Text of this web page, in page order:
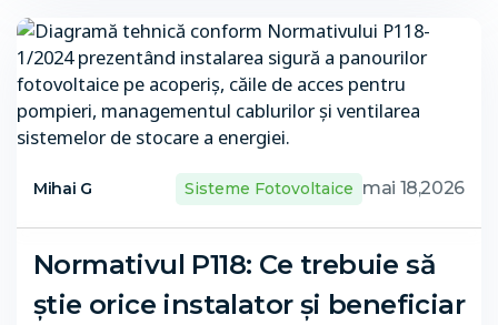
Mihai G Sisteme Fotovoltaice mai 18,2026
Normativul P118: Ce trebuie să
știe orice instalator și beneficiar